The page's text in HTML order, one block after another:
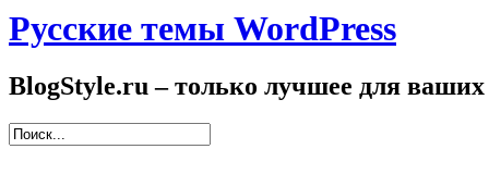
Русские темы WordPress
BlogStyle.ru – только лучшее для ваших